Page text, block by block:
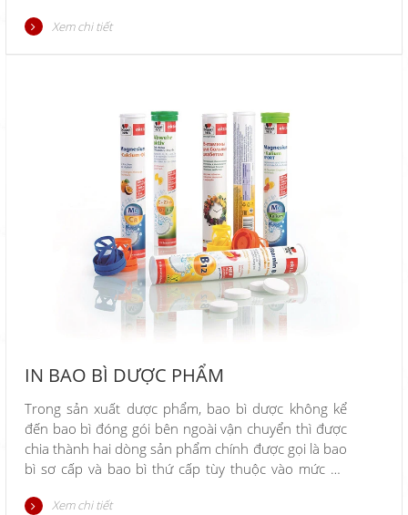
Xem chi tiết
IN BAO BÌ DƯỢC PHẨM
Trong sản xuất dược phẩm, bao bì dược không kể
đến bao bì đóng gói bên ngoài vận chuyển thì được
chia thành hai dòng sản phẩm chính được gọi là bao
bì sơ cấp và bao bì thứ cấp tùy thuộc vào mức độ
Xem chi tiết